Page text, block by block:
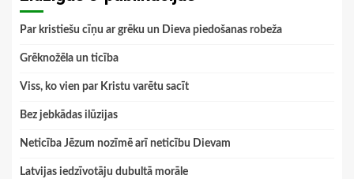
Par kristiešu cīņu ar grēku un Dieva piedošanas robeža
Grēknožēla un ticība
Viss, ko vien par Kristu varētu sacīt
Bez jebkādas ilūzijas
Neticība Jēzum nozīmē arī neticību Dievam
Latvijas iedzīvotāju dubultā morāle